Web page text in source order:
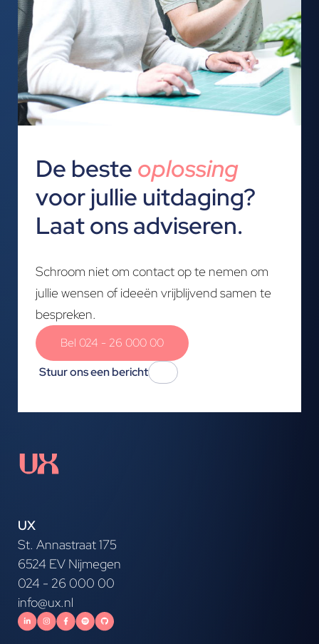
De beste oplossing
voor jullie uitdaging?
Laat ons adviseren.
Schroom niet om contact op te nemen om
jullie wensen of ideeën vrijblijvend samen te
bespreken.
Bel 024 - 26 000 00
Stuur ons een bericht
UX
St. Annastraat 175
6524 EV Nijmegen
024 - 26 000 00
info@ux.nl